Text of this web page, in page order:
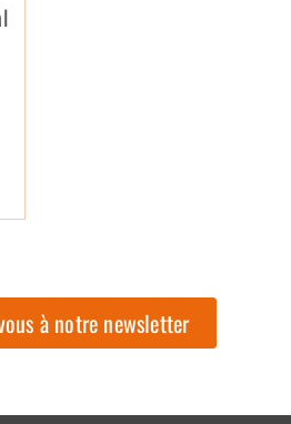
à notre newsletter